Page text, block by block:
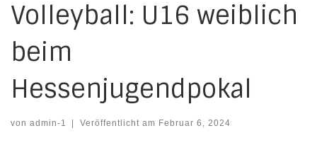
Volleyball: U16 weiblich
beim
Hessenjugendpokal
von admin-1 Veröffentlicht am Februar 6, 2024